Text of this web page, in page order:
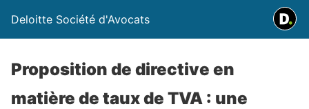
Deloitte Société d'Avocats
Proposition de directive en
matière de taux de TVA : une